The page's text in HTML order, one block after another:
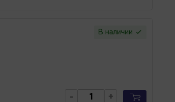
В наличии
- +